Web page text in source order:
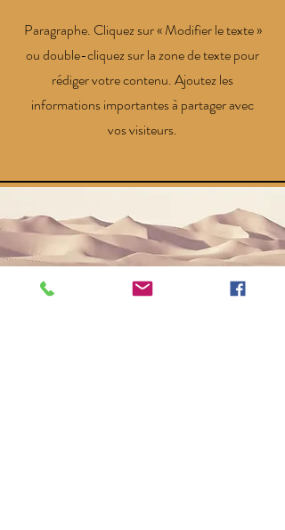
Paragraphe. Cliquez sur « Modifier le texte »
ou double-cliquez sur la zone de texte pour
rédiger votre contenu. Ajoutez les
informations importantes à partager avec
vos visiteurs.